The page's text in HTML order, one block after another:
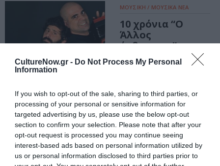
CultureNow.gr - Do Not Process My Personal
Information
If you wish to opt-out of the sale, sharing to third parties, or
processing of your personal or sensitive information for
targeted advertising by us, please use the below opt-out
section to confirm your selection. Please note that after your
opt-out request is processed you may continue seeing
interest-based ads based on personal information utilized by
us or personal information disclosed to third parties prior to
ΠΑΙΔΙ / ΝΕΑ
Μια Τρελή Τρελή
ΑλφαΒήτα, με
τον Άνθρωπο
Ορχήστρα και
ΜΟΥΣΙΚΗ / ΜΟΥΣΙΚΑ ΝΕΑ
10 χρόνια “Ο
Άλλος
άνθρωπος”:
Συναυλία
Αλληλεγγύης στο